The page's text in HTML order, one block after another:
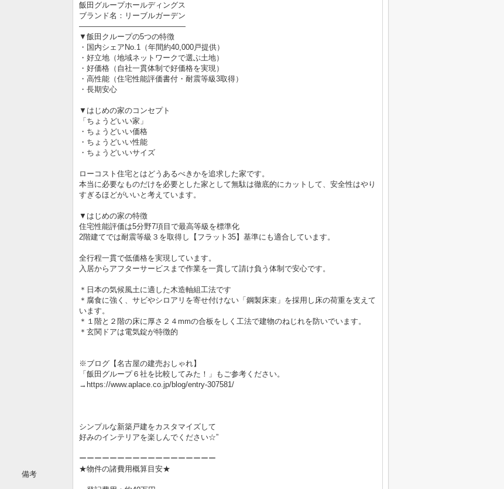
備考
飯田グループホールディングス
ブランド名：リーブルガーデン
――――――――――――――
▼飯田クループの5つの特徴
・国内シェアNo.1（年間約40,000戸提供）
・好立地（地域ネットワークで選ぶ土地）
・好価格（自社一貫体制で好価格を実現）
・高性能（住宅性能評価書付・耐震等級3取得）
・長期安心
▼はじめの家のコンセプト
「ちょうどいい家」
・ちょうどいい価格
・ちょうどいい性能
・ちょうどいいサイズ
ローコスト住宅とはどうあるべきかを追求した家です。
本当に必要なものだけを必要とした家として無駄は徹底的にカットして、安全性はやり
すぎるほどがいいと考えています。
▼はじめの家の特徴
住宅性能評価は5分野7項目で最高等級を標準化
2階建てでは耐震等級３を取得し【フラット35】基準にも適合しています。
全行程一貫で低価格を実現しています。
入居からアフターサービスまで作業を一貫して請け負う体制で安心です。
＊日本の気候風土に適した木造軸組工法です
＊腐食に強く、サビやシロアリを寄せ付けない「鋼製床束」を採用し床の荷重を支えて
います。
＊１階と２階の床に厚さ２４mmの合板をしく工法で建物のねじれを防いでいます。
＊玄関ドアは電気錠が特徴的
※ブログ【名古屋の建売おしゃれ】
「飯田グループ６社を比較してみた！」もご参考ください。
→https://www.aplace.co.jp/blog/entry-307581/
シンプルな新築戸建をカスタマイズして
好みのインテリアを楽しんでください☆”
ーーーーーーーーーーーーーーーーーー
★物件の諸費用概算目安★